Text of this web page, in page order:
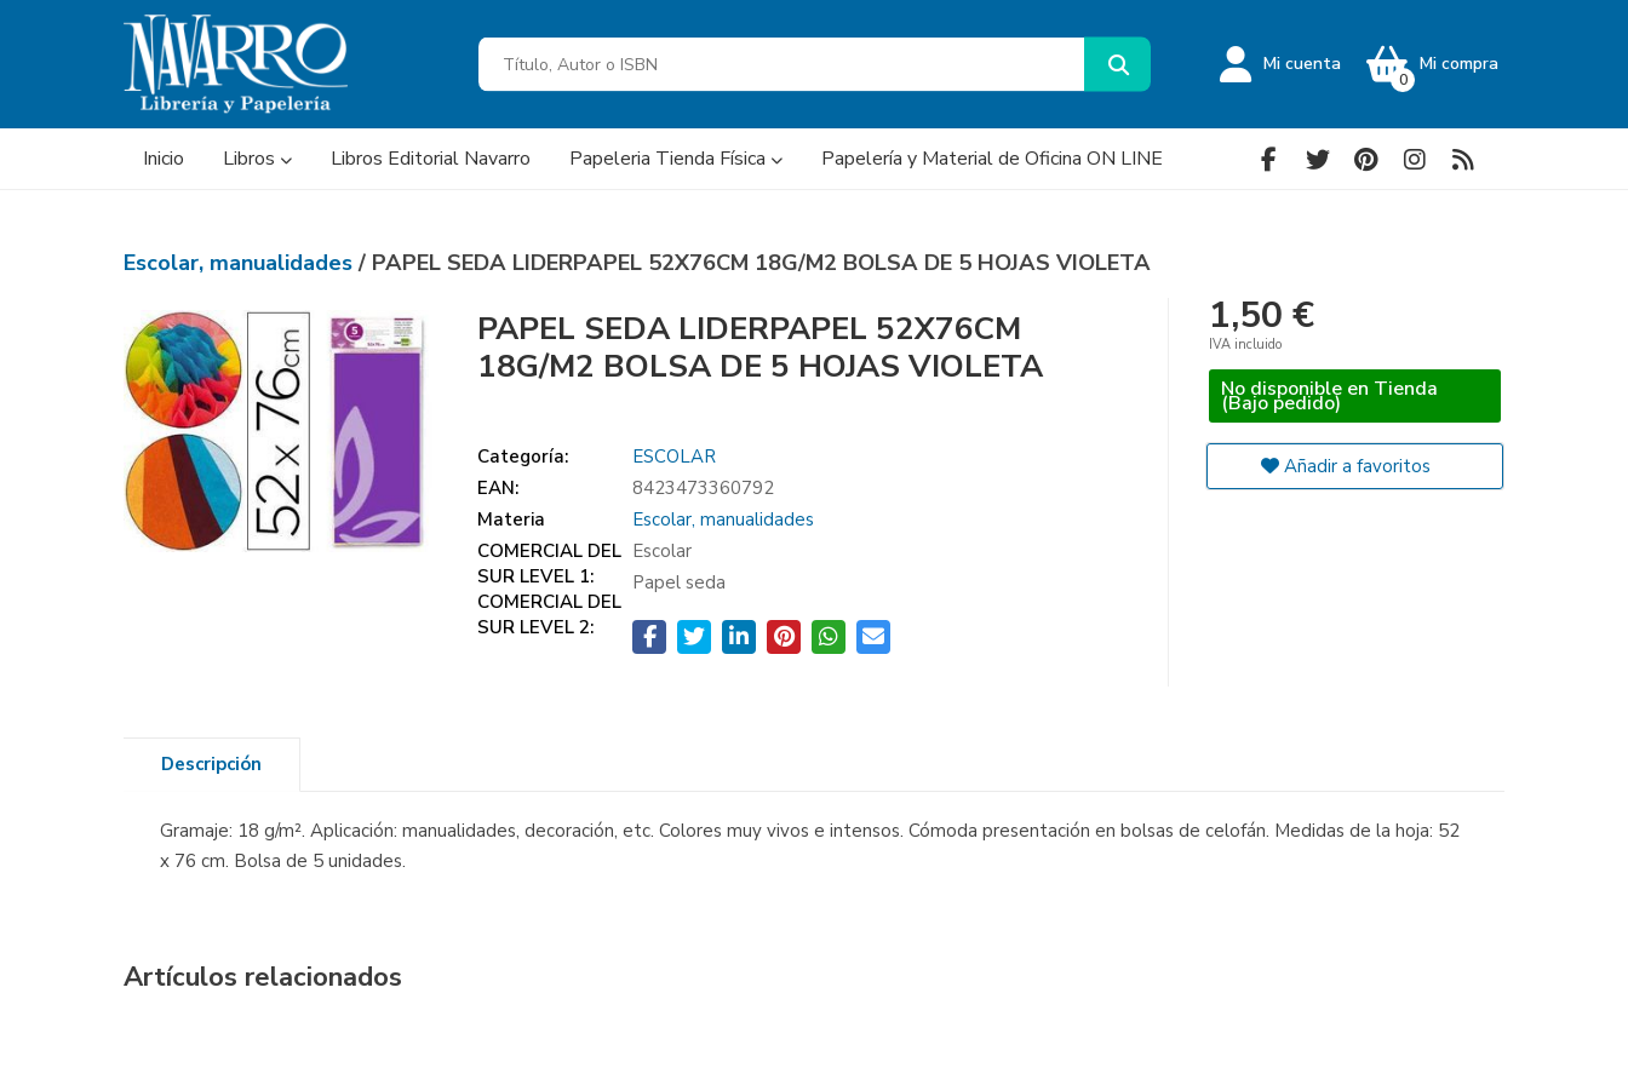
Mi cuenta Mi compra
0
Inicio Libros Libros Editorial Navarro Papeleria Tienda Física Papelería y Material de Oficina ON LINE
Escolar, manualidades/ PAPEL SEDA LIDERPAPEL 52X76CM 18G/M2 BOLSA DE 5 HOJAS VIOLETA
PAPEL SEDA LIDERPAPEL 52X76CM
18G/M2 BOLSA DE 5 HOJAS VIOLETA
Categoría:
ESCOLAR
EAN:
8423473360792
Materia
Escolar, manualidades
COMERCIAL DEL
SUR LEVEL 1:
Escolar
COMERCIAL DEL
SUR LEVEL 2:
Papel seda
1,50 €
IVA incluido
No disponible en Tienda
(Bajo pedido)
Añadir a favoritos
Descripción
Gramaje: 18 g/m². Aplicación: manualidades, decoración, etc. Colores muy vivos e intensos. Cómoda presentación en bolsas de celofán. Medidas de la hoja: 52
x 76 cm. Bolsa de 5 unidades.
Artículos relacionados